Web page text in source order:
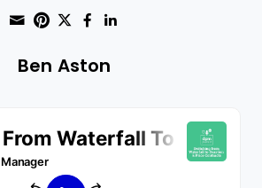
Share through Email
Print this page
Share on Pinterest
Share on Twitter
Share on
Ben Aston